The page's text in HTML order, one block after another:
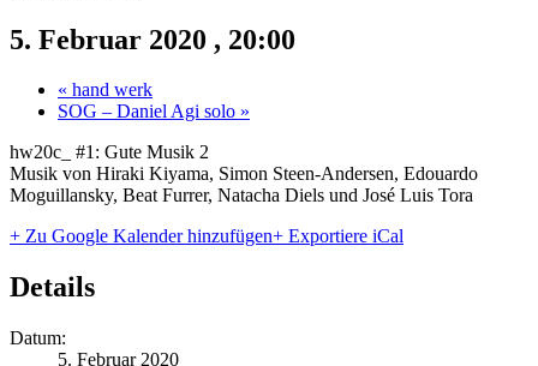
5. Februar 2020 , 20:00
« hand werk
SOG – Daniel Agi solo »
hw20c_ #1: Gute Musik 2
Musik von Hiraki Kiyama, Simon Steen-Andersen, Edouardo
Moguillansky, Beat Furrer, Natacha Diels und José Luis Tora
+ Zu Google Kalender hinzufügen+ Exportiere iCal
Details
Datum:
5. Februar 2020